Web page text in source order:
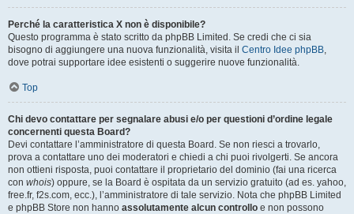
Perché la caratteristica X non è disponibile?
Questo programma è stato scritto da phpBB Limited. Se credi che ci sia
bisogno di aggiungere una nuova funzionalità, visita il Centro Idee phpBB,
dove potrai supportare idee esistenti o suggerire nuove funzionalità.
Top
Chi devo contattare per segnalare abusi e/o per questioni d’ordine legale
concernenti questa Board?
Devi contattare l’amministratore di questa Board. Se non riesci a trovarlo,
prova a contattare uno dei moderatori e chiedi a chi puoi rivolgerti. Se ancora
non ottieni risposta, puoi contattare il proprietario del dominio (fai una ricerca
con whois) oppure, se la Board è ospitata da un servizio gratuito (ad es. yahoo,
free.fr, f2s.com, ecc.), l’amministratore di tale servizio. Nota che phpBB Limited
e phpBB Store non hanno assolutamente alcun controllo e non possono